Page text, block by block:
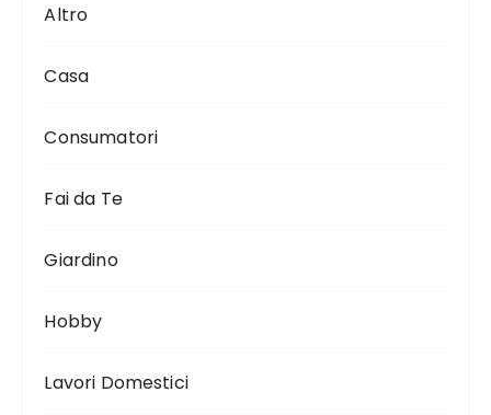
Altro
Casa
Consumatori
Fai da Te
Giardino
Hobby
Lavori Domestici